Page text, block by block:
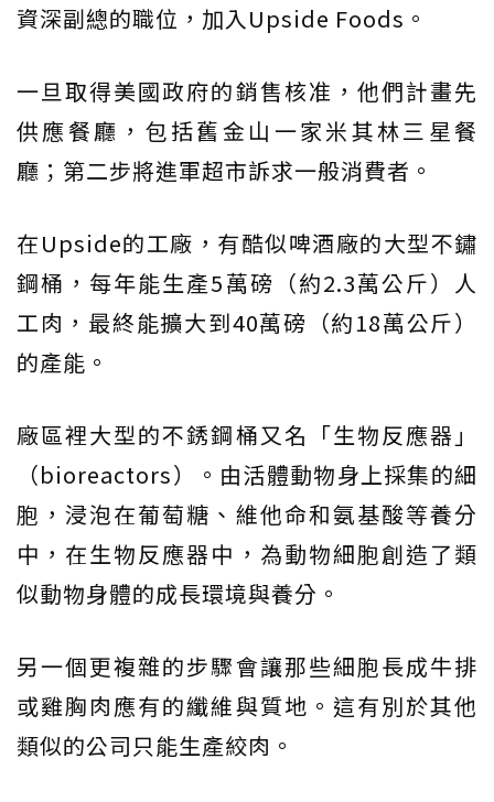
資深副總的職位，加入Upside Foods。
一旦取得美國政府的銷售核准，他們計畫先
供應餐廳，包括舊金山一家米其林三星餐
廳；第二步將進軍超市訴求一般消費者。
在Upside的工廠，有酷似啤酒廠的大型不鏽
鋼桶，每年能生產5萬磅（約2.3萬公斤）人
工肉，最終能擴大到40萬磅（約18萬公斤）
的產能。
廠區裡大型的不銹鋼桶又名「生物反應器」
（bioreactors）。由活體動物身上採集的細
胞，浸泡在葡萄糖、維他命和氨基酸等養分
中，在生物反應器中，為動物細胞創造了類
似動物身體的成長環境與養分。
另一個更複雜的步驟會讓那些細胞長成牛排
或雞胸肉應有的纖維與質地。這有別於其他
類似的公司只能生產絞肉。